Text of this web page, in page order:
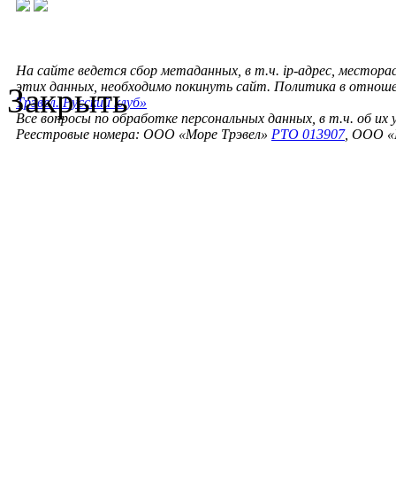
На сайте ведется сбор метаданных, в т.ч. ip-адрес,
этих данных, необходимо покинуть сайт. Политика в
Трэвел. Русский клуб»
Все вопросы по обработке персональных данных, в т.ч. об их
Реестровые номера: ООО «Море Трэвел» РТО 013907, ООО
Закрыть